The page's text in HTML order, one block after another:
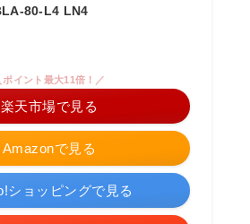
80-L4 LN4
Amazonで見る
ポイント最大11倍！／
楽天市場で見る
ショッピングで見る